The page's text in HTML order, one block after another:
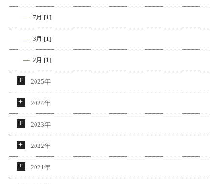
7月 [1]
3月 [1]
2月 [1]
2025年
2024年
2023年
2022年
2021年